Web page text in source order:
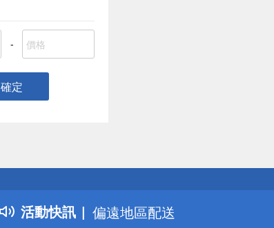
-
確定
活動快訊
熱門話題
銀行優惠
偏遠地區配送